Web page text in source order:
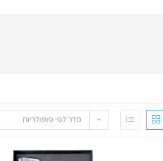
סדר לפי פופולריות